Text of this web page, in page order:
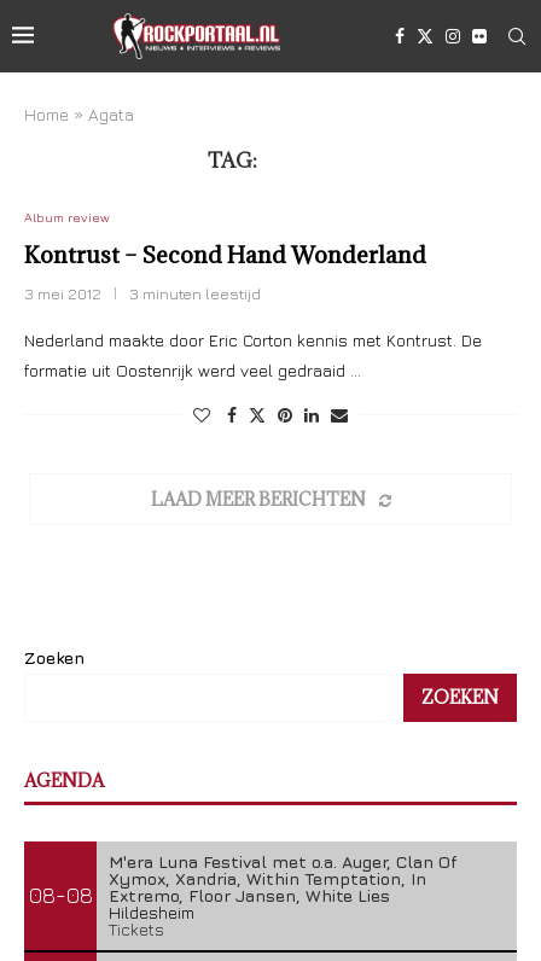
Home » Agata
TAG:
Album review
Kontrust – Second Hand Wonderland
3 mei 2012 3 minuten leestijd
Nederland maakte door Eric Corton kennis met Kontrust. De
formatie uit Oostenrijk werd veel gedraaid …
LAAD MEER BERICHTEN
Zoeken
ZOEKEN
AGENDA
08-08
M'era Luna Festival met o.a. Auger, Clan Of
Xymox, Xandria, Within Temptation, In
Extremo, Floor Jansen, White Lies
Hildesheim
Tickets